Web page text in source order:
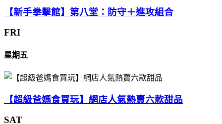
【新手拳擊館】第八堂：防守＋進攻組合
FRI
星期五
【超級爸媽食買玩】網店人氣熱賣六款甜品
SAT